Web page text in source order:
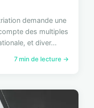
demande une
des multiples
et diver...
7 min de lecture →